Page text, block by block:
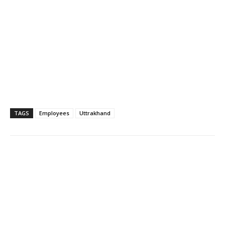
TAGS Employees Uttrakhand